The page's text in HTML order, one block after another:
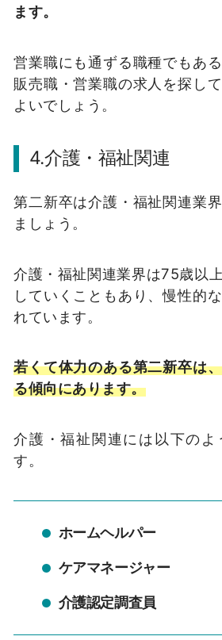
ます。
営業職にも通ずる職種でもあ
販売職・営業職の求人を探し
よいでしょう。
4.介護・福祉関連
第二新卒は介護・福祉関連業
ましょう。
介護・福祉関連業界は75歳以
していくこともあり、慢性的
れています。
若くて体力のある第二新卒は
る傾向にあります。
介護・福祉関連には以下のよ
す。
ホームヘルパー
ケアマネージャー
介護認定調査員